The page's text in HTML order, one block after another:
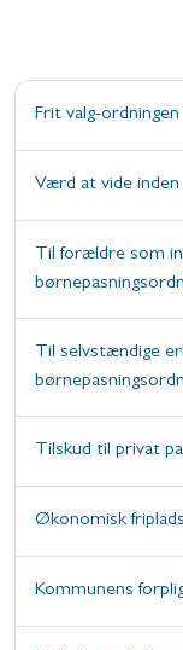
Frit valg-ordningen
Værd at vide
Til forældre som
Til selvstændige
Tilskud til privat
Økonomisk
Kommunens